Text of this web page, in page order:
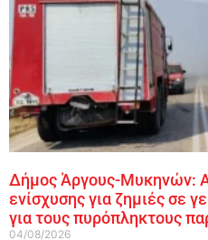
Δήμος Άργους-Μυκηνών:
ενίσχυσης για ζημιές σε
για τους πυρόπληκτους
04/08/2026